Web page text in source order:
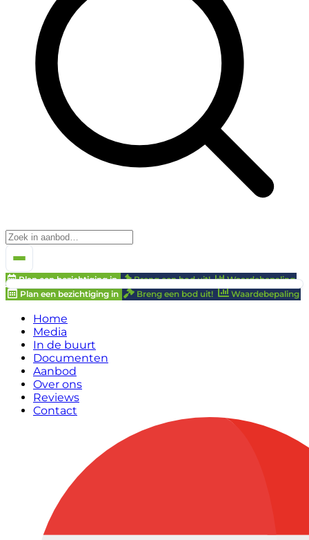
Plan een bezichtiging in Breng een bod uit!
Waardebepaling
Plan een bezichtiging in
Breng een bod uit! Waardebepaling
Home
Media
In de buurt
Documenten
Aanbod
Over ons
Reviews
Contact